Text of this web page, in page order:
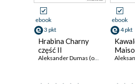
ebook
3 pkt
Hrabina Charny
część II
Aleksander Dumas (ojciec)
ebook
4 pkt